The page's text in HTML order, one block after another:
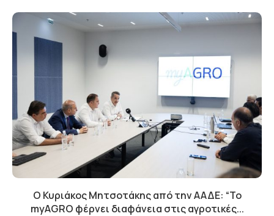
Ο Κυριάκος Μητσοτάκης από την ΑΑΔΕ: “Το
myAGRO φέρνει διαφάνεια στις αγροτικές...